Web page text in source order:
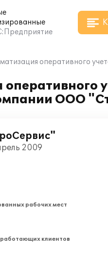
оперативного
оперативного
ООО
2009
рабочих мест
клиентов